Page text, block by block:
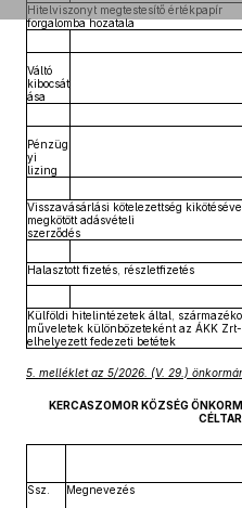
Hitelviszonyt megtestesítő értékpapír
forgalomba hozatala
Váltó
kibocsát
ása
Pénzüg
yi
lizing
Visszavásárlási kötelezettség
megkötött adásvételi
szerződés
Halasztott fizetés, részletfizetés
Külföldi hitelintézetek által,
műveletek különbözeteként az ÁKK
elhelyezett fedezeti betétek
5. melléklet az 5/2026. (V. 29.)
KERCASZOMOR KÖZSÉG
Ssz.
Megnevezés